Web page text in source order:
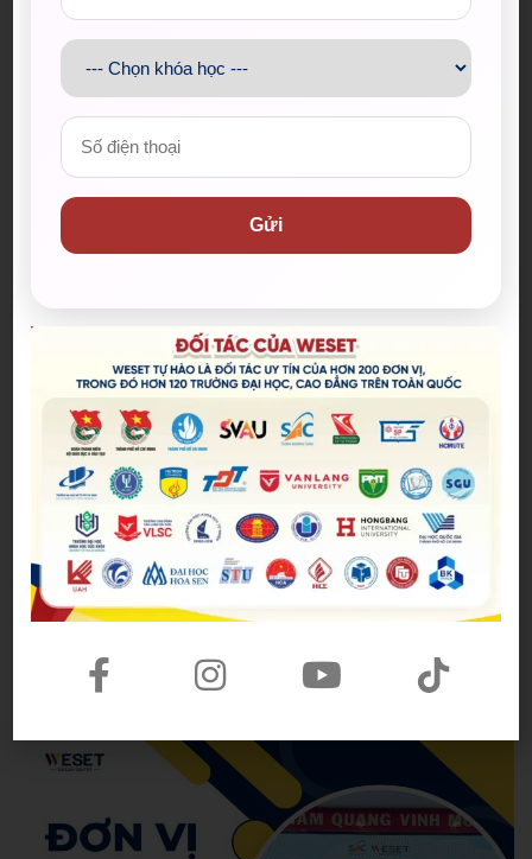
năm 2024, Phương Thanh đã rất vui mừng và bày tỏ
lời cảm ơn chân thành đến với các quý thầy cô, các
anh chị EC và trung tâm WESETT đã hỗ trợ và đồng
Thanh đôi lời chia sẻ:“Trước khi đến với WESET,
trình độ của em cũng ở mức tâm trung thôi, nhưng
mà sau khi học thì kĩ năng của em đã cải thiện rất
đặc biệt gửi lời cảm ơn đến chị EC Hoài Thương, chị
đã hỗ trợ em rất nhiều, và giải đáp những thắc
mắc rất hữu ích cho em.”
3 tính từ mà Phương Thanh dành cho WESET đó là
Năng động – Tích cực – Vui Tươi.
Một lần nữa, WESET xin chúc mừng Phương Thanh
đã đạt được số điểm IELTS mong muốn, hy vọng
bạn sẽ tiếp tục hành trình học tập và phát triển bản
thân trong tương lai sắp tới nhé.
Gửi